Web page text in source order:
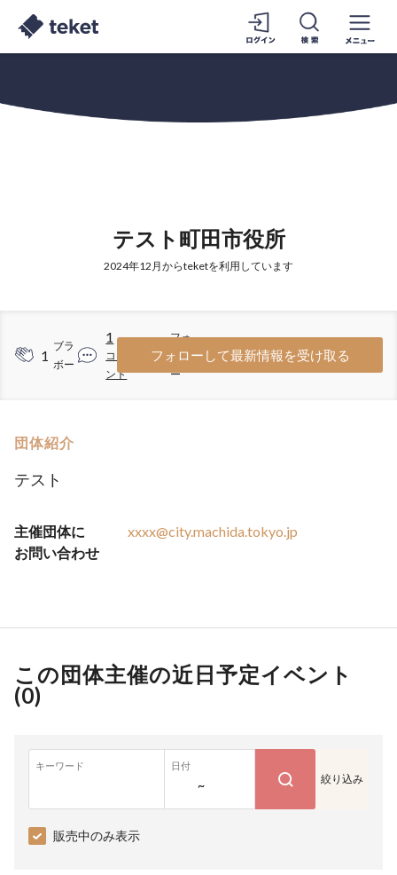
テスト町田市役所
2024年12月からteketを利用しています
1
ブラ
ボー
1
コメ
ント
3
フォ
ロワ
ー
フォローして最新情報を受け取る
団体紹介
テスト
主催団体に
お問い合わせ
xxxx@city.machida.tokyo.jp
この団体主催の近日予定イベント
(0)
キーワード 日付
~ 絞り込み
販売中のみ表示